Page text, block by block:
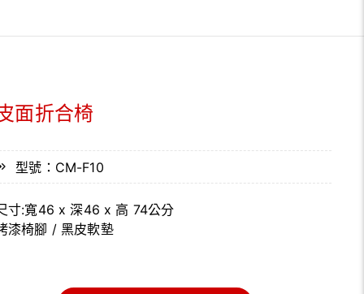
面折合椅
型號：CM-F10
寸:寬46 x 深46 x 高 74公分
漆椅腳 / 黑皮軟墊